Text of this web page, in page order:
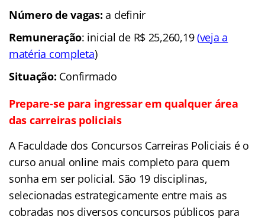
Número de vagas:a definir
Remuneração: inicial de R$ 25,260,19(veja a
matéria completa)
Situação: Confirmado
Prepare-se para ingressar em qualquer área
das carreiras policiais
A Faculdade dos Concursos Carreiras Policiais é o
curso anual online mais completo para quem
sonha em ser policial. São 19 disciplinas,
selecionadas estrategicamente entre mais as
cobradas nos diversos concursos públicos para